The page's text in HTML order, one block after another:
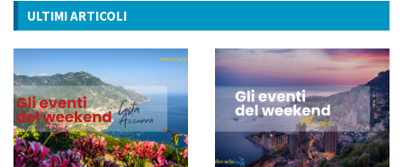
ULTIMI ARTICOLI